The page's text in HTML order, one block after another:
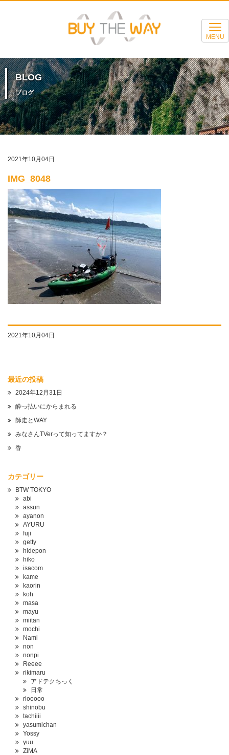
MENU
BLOG
ブログ
2021年10月04日
IMG_8048
2021年10月04日
最近の投稿
2024年12月31日
酔っ払いにからまれる
師走とWAY
みなさんTVerって知ってますか？
香
カテゴリー
BTW TOKYO
abi
assun
ayanon
AYURU
fuji
getty
hidepon
hiko
isacom
kame
kaorin
koh
masa
mayu
miitan
mochi
Nami
non
nonpi
Reeee
rikimaru
アドテクちっく
日常
riooooo
shinobu
tachiiii
yasumichan
Yossy
yuu
ZiMA